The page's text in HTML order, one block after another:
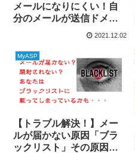
メールになりにくい！自
分のメールが送信ドメイ
ン認証できているか確認
2021.12.02
MyASP
【トラブル解決！】メー
ルが届かない原因「ブラ
ックリスト」その原因と